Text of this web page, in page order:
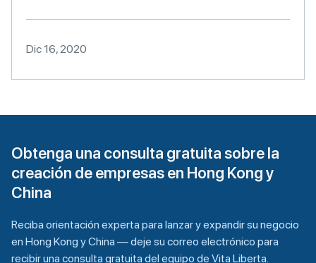
Dic 16, 2020
Obtenga una consulta gratuita sobre la
creación de empresas en Hong Kong y
China
Reciba orientación experta para lanzar y expandir su negocio
en Hong Kong y China — deje su correo electrónico para
recibir una consulta gratuita del equipo de Vita Liberta.